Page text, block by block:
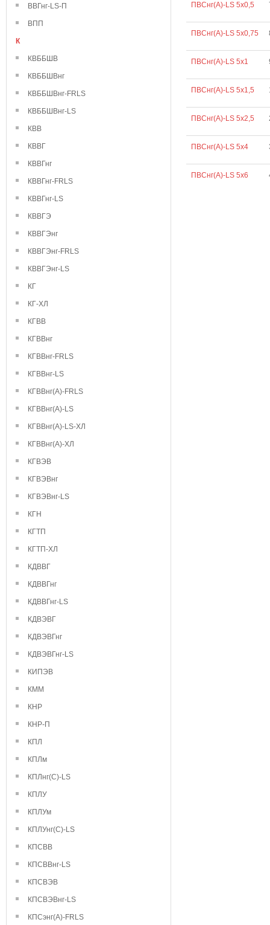
ВВГнг-LS-П
ВПП
К
КВББШВ
КВББШВнг
КВББШВнг-FRLS
КВББШВнг-LS
КВВ
КВВГ
КВВГнг
КВВГнг-FRLS
КВВГнг-LS
КВВГЭ
КВВГЭнг
КВВГЭнг-FRLS
КВВГЭнг-LS
КГ
КГ-ХЛ
КГВВ
КГВВнг
КГВВнг-FRLS
КГВВнг-LS
КГВВнг(А)-FRLS
КГВВнг(А)-LS
КГВВнг(А)-LS-ХЛ
КГВВнг(А)-ХЛ
КГВЭВ
КГВЭВнг
КГВЭВнг-LS
КГН
КГТП
КГТП-ХЛ
КДВВГ
КДВВГнг
КДВВГнг-LS
КДВЭВГ
КДВЭВГнг
КДВЭВГнг-LS
КИПЭВ
КММ
КНР
КНР-П
КПЛ
КПЛм
КПЛнг(С)-LS
КПЛУ
КПЛУм
КПЛУнг(С)-LS
КПСВВ
КПСВВнг-LS
КПСВЭВ
КПСВЭВнг-LS
КПСэнг(А)-FRLS
ПВСнг(А)-LS 5х0,5
ПВСнг(А)-LS 5х0,75
ПВСнг(А)-LS 5х1
ПВСнг(А)-LS 5х1,5
ПВСнг(А)-LS 5х2,5
ПВСнг(А)-LS 5х4
ПВСнг(А)-LS 5х6